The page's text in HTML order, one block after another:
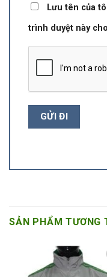
Lưu tên của
trình duyệt này
SẢN PHẨM TƯƠNG